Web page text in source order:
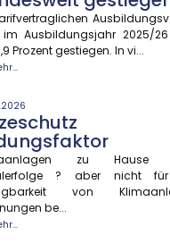
Ausbildungsjahr 2025/
Prozent gestiegen. In vi...
zu Hause
? aber nicht
von
be...
Lage
und Gewinn
bleiben
hat sich im zweiten
verbessert. In...
der